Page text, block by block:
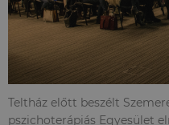
Teltház előtt beszélt
pszichoterápiás Egyesület